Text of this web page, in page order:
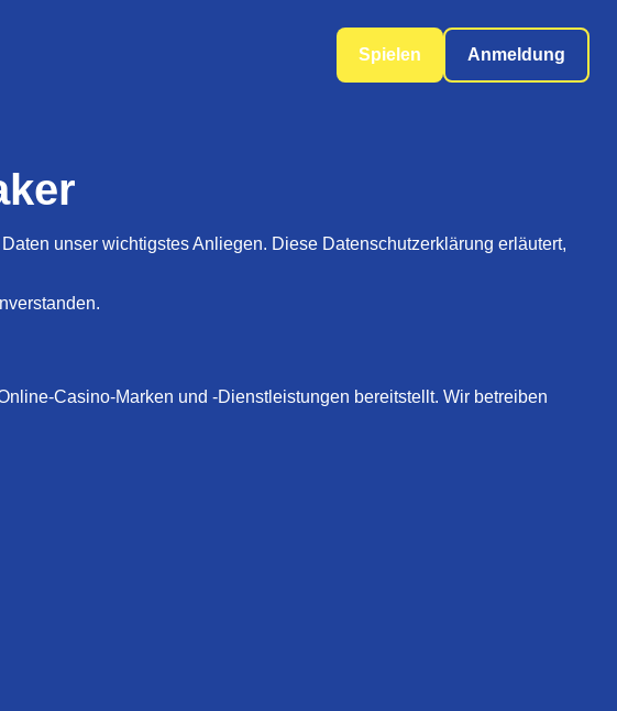
Spielen Anmeldung
unser wichtigstes Anliegen. Diese Datenschutzerklärung erläutert,
Casino-Marken und -Dienstleistungen bereitstellt. Wir betreiben